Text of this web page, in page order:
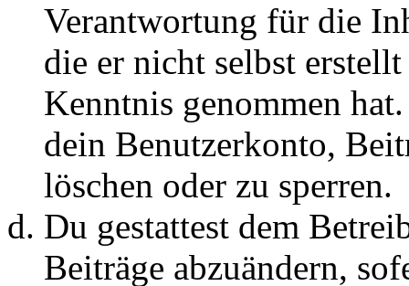
Verantwortung für die
die er nicht selbst
Kenntnis genommen
dein Benutzerkonto,
löschen oder zu sperren.
Du gestattest dem
Beiträge abzuändern,